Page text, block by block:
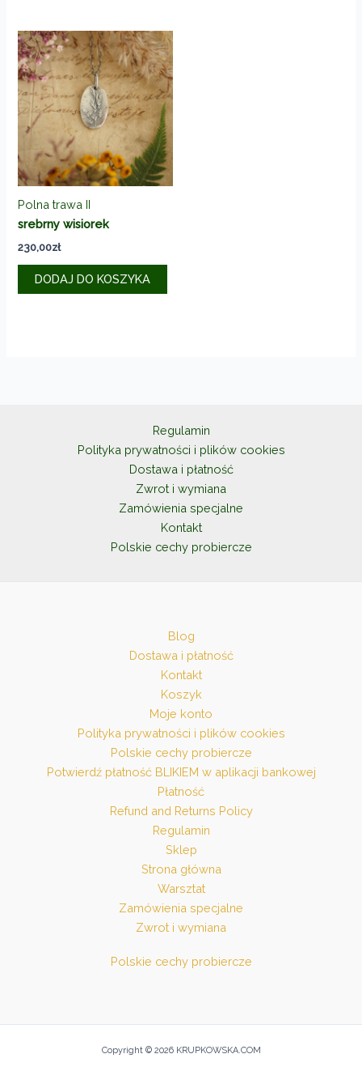
Polna trawa II
srebrny wisiorek
230,00zł
DODAJ DO KOSZYKA
Regulamin
Polityka prywatności i plików cookies
Dostawa i płatność
Zwrot i wymiana
Zamówienia specjalne
Kontakt
Polskie cechy probiercze
Blog
Dostawa i płatność
Kontakt
Koszyk
Moje konto
Polityka prywatności i plików cookies
Polskie cechy probiercze
Potwierdź płatność BLIKIEM w aplikacji bankowej
Płatność
Refund and Returns Policy
Regulamin
Sklep
Strona główna
Warsztat
Zamówienia specjalne
Zwrot i wymiana
Polskie cechy probiercze
Copyright © 2026 KRUPKOWSKA.COM